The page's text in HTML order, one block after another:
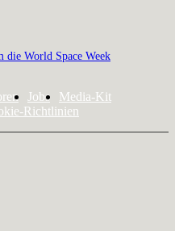
die World Space Week
Jobs
Media-Kit
Richtlinien